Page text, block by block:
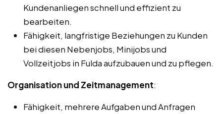
Kundenanliegen schnell und effizient zu
bearbeiten.
Fähigkeit, langfristige Beziehungen zu Kunden
bei diesen Nebenjobs, Minijobs und
Vollzeitjobs in Fulda aufzubauen und zu pflegen.
Organisation und Zeitmanagement:
Fähigkeit, mehrere Aufgaben und Anfragen